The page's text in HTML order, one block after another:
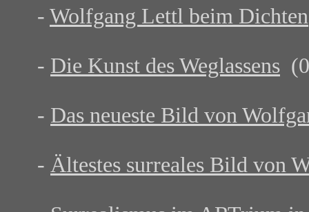
- Wolfgang Lettl beim Dichten
- Die Kunst des Weglassens
- Das neueste Bild von
- Ältestes surreales Bild von